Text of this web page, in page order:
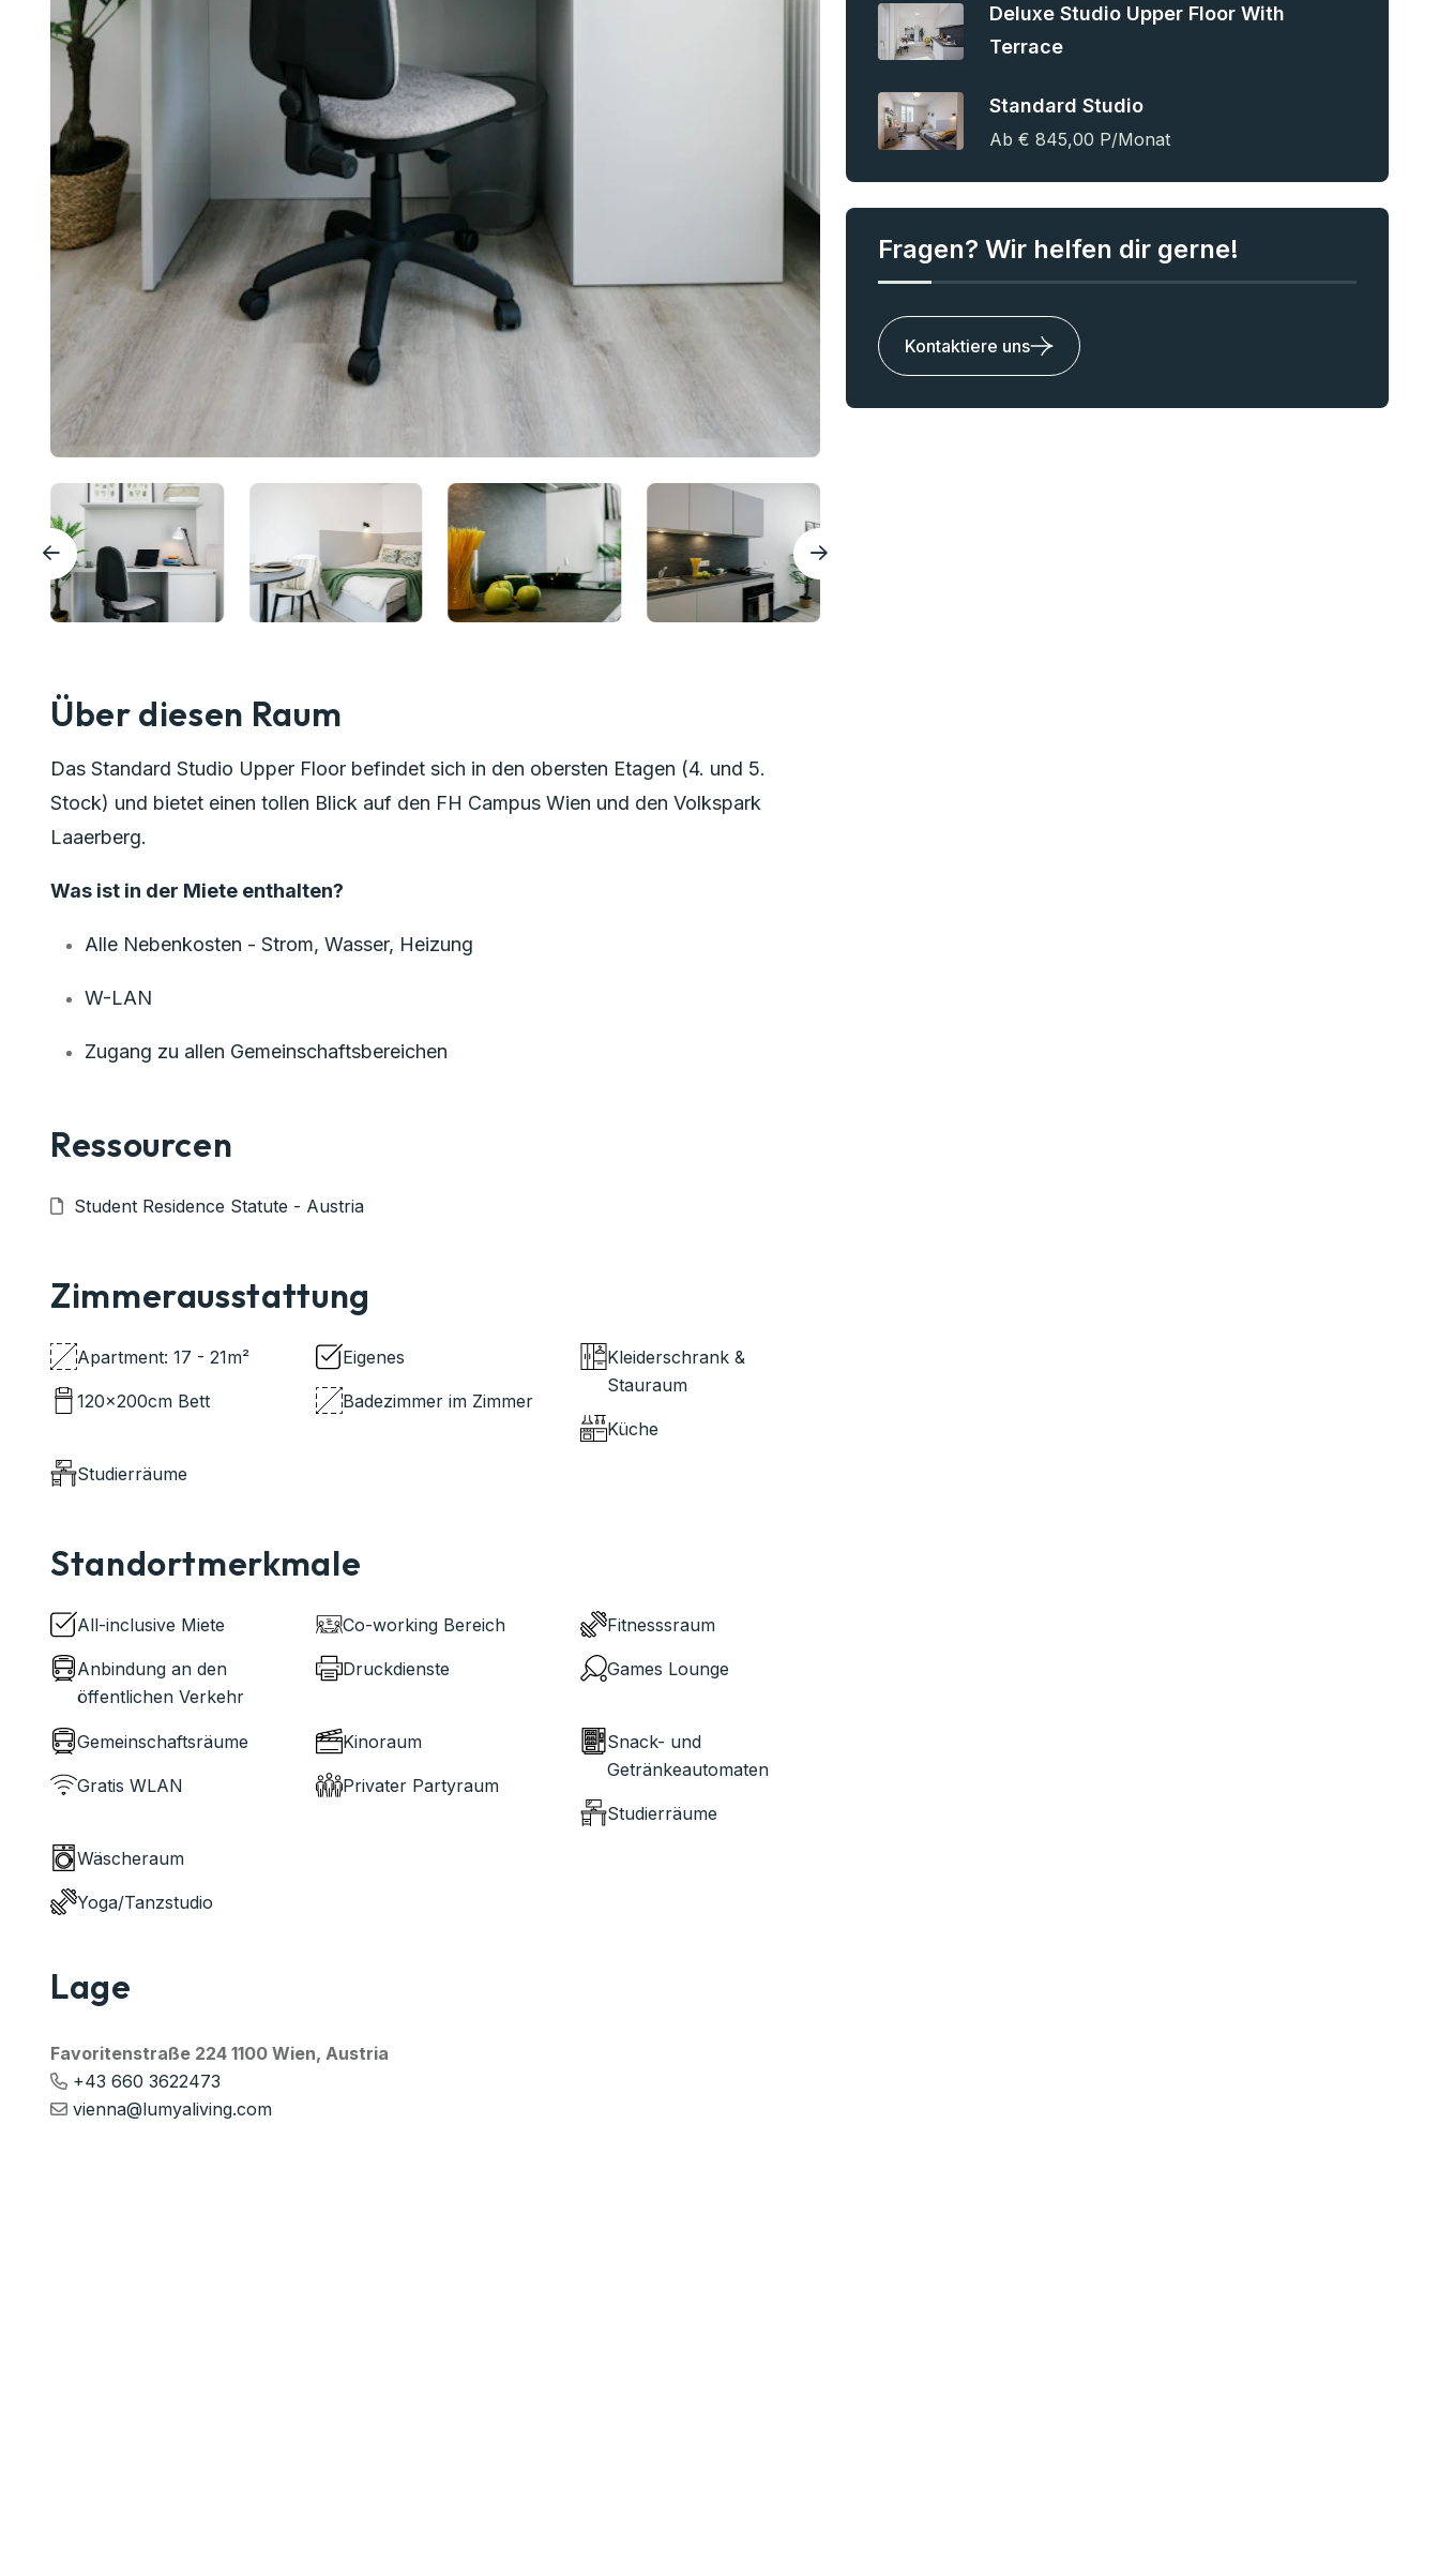
Über diesen Raum
Das Standard Studio Upper Floor befindet sich in den obersten Etagen (4. und 5.
Stock) und bietet einen tollen Blick auf den FH Campus Wien und den Volkspark
Laaerberg.
Was ist in der Miete enthalten?
Alle Nebenkosten - Strom, Wasser, Heizung
W-LAN
Zugang zu allen Gemeinschaftsbereichen
Ressourcen
Student Residence Statute - Austria
Zimmerausstattung
Apartment: 17 - 21m²
120x200cm Bett
Eigenes
Badezimmer im Zimmer
Kleiderschrank &
Stauraum
Küche
Studierräume
Standortmerkmale
All-inclusive Miete
Anbindung an den
öffentlichen Verkehr
Co-working Bereich
Druckdienste
Fitnesssraum
Games Lounge
Gemeinschaftsräume
Gratis WLAN
Kinoraum
Privater Partyraum
Snack- und
Getränkeautomaten
Studierräume
Wäscheraum
Yoga/Tanzstudio
Lage
Favoritenstraße 224 1100 Wien, Austria
+43 660 3622473
vienna@lumyaliving.com
Deluxe Studio Upper Floor With
Terrace
Standard Studio
Ab € 845,00 P/monat
Fragen? Wir helfen dir gerne!
Kontaktiere uns